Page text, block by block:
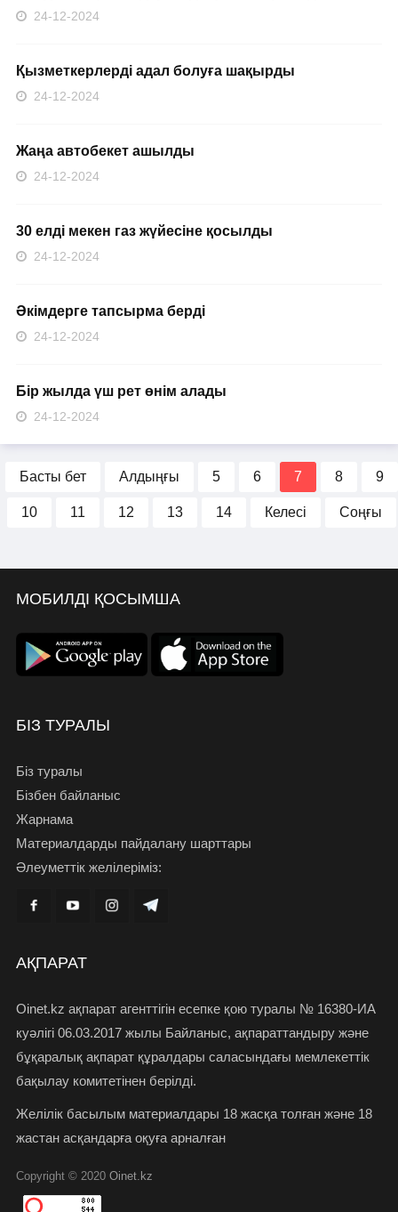
24-12-2024
Қызметкерлерді адал болуға шақырды
24-12-2024
Жаңа автобекет ашылды
24-12-2024
30 елді мекен газ жүйесіне қосылды
24-12-2024
Әкімдерге тапсырма берді
24-12-2024
Бір жылда үш рет өнім алады
24-12-2024
Басты бет Алдыңғы 5 6 7 8 9
10 11 12 13 14 Келесі Соңғы
МОБИЛДІ ҚОСЫМША
БІЗ ТУРАЛЫ
Біз туралы
Бізбен байланыс
Жарнама
Материалдарды пайдалану шарттары
Әлеуметтік желілеріміз:
АҚПАРАТ
Oinet.kz ақпарат агенттігін есепке қою туралы № 16380-ИА
куәлігі 06.03.2017 жылы Байланыс, ақпараттандыру және
бұқаралық ақпарат құралдары саласындағы мемлекеттік
бақылау комитетінен берілді.
Желілік басылым материалдары 18 жасқа толған және 18
жастан асқандарға оқуға арналған
Copyright © 2020 Oinet.kz